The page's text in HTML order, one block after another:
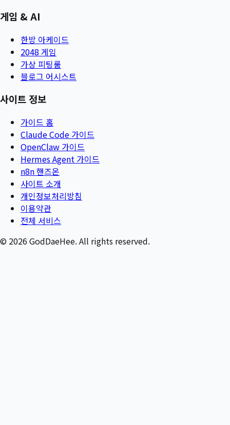
게임 & AI
한방 아케이드
2048 게임
가상 피팅룸
블로그 어시스트
사이트 정보
가이드 홈
Claude Code 가이드
OpenClaw 가이드
Hermes Agent 가이드
n8n 핸즈온
사이트 소개
개인정보처리방침
이용약관
전체 서비스
© 2026GodDaeHee. All rights reserved.